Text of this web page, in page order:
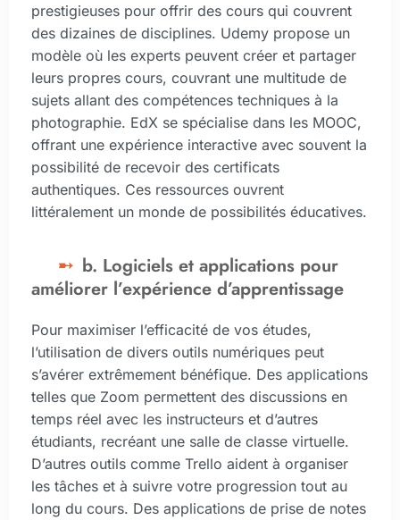
prestigieuses pour offrir des cours qui couvrent
des dizaines de disciplines. Udemy propose un
modèle où les experts peuvent créer et partager
leurs propres cours, couvrant une multitude de
sujets allant des compétences techniques à la
photographie. EdX se spécialise dans les MOOC,
offrant une expérience interactive avec souvent la
possibilité de recevoir des certificats
authentiques. Ces ressources ouvrent
littéralement un monde de possibilités éducatives.
b. Logiciels et applications pour
améliorer l’expérience d’apprentissage
Pour maximiser l’efficacité de vos études,
l’utilisation de divers outils numériques peut
s’avérer extrêmement bénéfique. Des applications
telles que Zoom permettent des discussions en
temps réel avec les instructeurs et d’autres
étudiants, recréant une salle de classe virtuelle.
D’autres outils comme Trello aident à organiser
les tâches et à suivre votre progression tout au
long du cours. Des applications de prise de notes